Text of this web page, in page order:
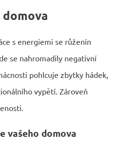
domova
s energiemi se růženín
se nahromadily negativní
pohlcuje zbytky hádek,
vypětí. Zároveň
vašeho domova